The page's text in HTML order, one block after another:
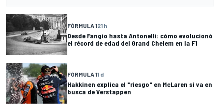
FÓRMULA 121 h
Desde Fangio hasta Antonelli: cómo evolucionó
el récord de edad del Grand Chelem en la F1
FÓRMULA 11 d
Hakkinen explica el "riesgo" en McLaren si va en
busca de Verstappen